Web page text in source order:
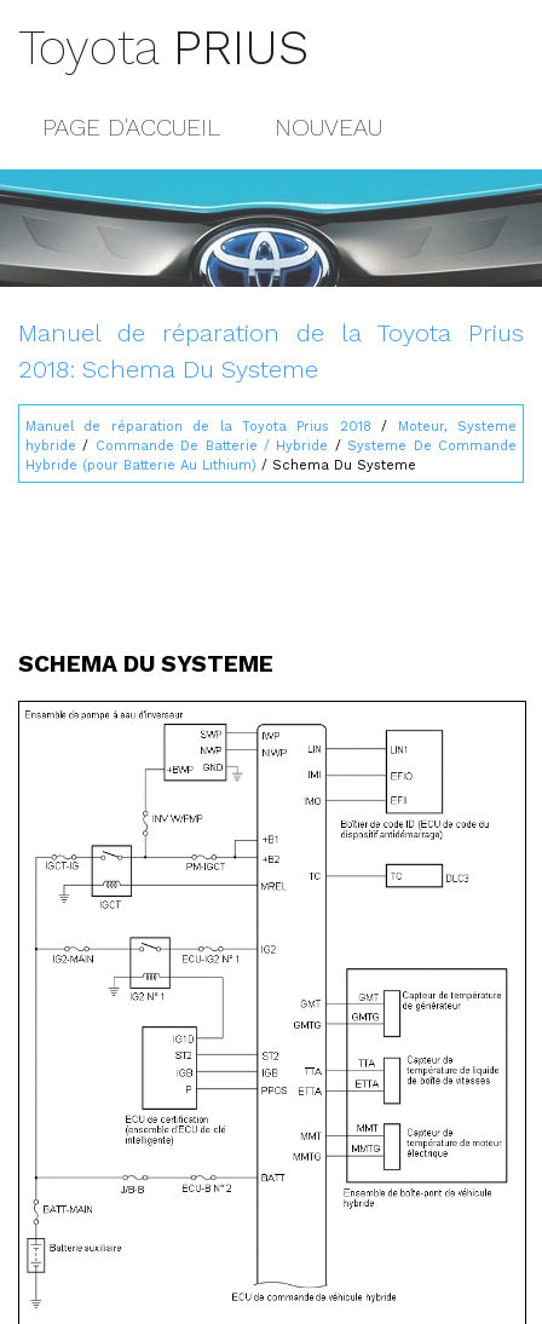
Toyota PRIUS
PAGE D'ACCUEIL NOUVEAU
POPULAIRE
CONTACTS
Manuel de réparation de la Toyota Prius
2018: Schema Du Systeme
Manuel de réparation de la Toyota Prius 2018 /
Moteur, Systeme
hybride / Commande De Batterie / Hybride / Systeme De Commande
Hybride (pour Batterie Au Lithium) / Schema Du Systeme
SCHEMA DU SYSTEME